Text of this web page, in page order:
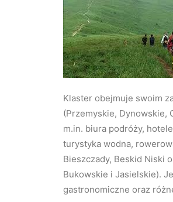
Klaster obejmuje swoim
(Przemyskie, Dynowskie,
m.in. biura podróży,
turystyka wodna,
Bieszczady, Beskid Niski
Bukowskie i Jasielskie).
gastronomiczne oraz